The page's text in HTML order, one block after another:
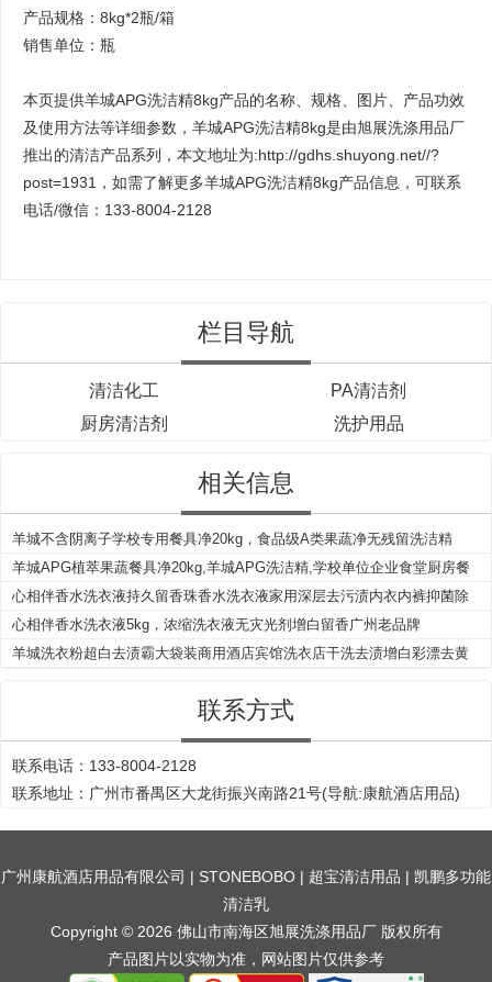
产品规格：8kg*2瓶/箱
销售单位：瓶
本页提供羊城APG洗洁精8kg产品的名称、规格、图片、产品功效
及使用方法等详细参数，羊城APG洗洁精8kg是由旭展洗涤用品厂
推出的清洁产品系列，本文地址为:http://gdhs.shuyong.net//?
post=1931，如需了解更多羊城APG洗洁精8kg产品信息，可联系
电话/微信：133-8004-2128
栏目导航
清洁化工
PA清洁剂
厨房清洁剂
洗护用品
相关信息
羊城不含阴离子学校专用餐具净20kg，食品级A类果蔬净无残留洗洁精
羊城APG植萃果蔬餐具净20kg,羊城APG洗洁精,学校单位企业食堂厨房餐
饮专业洗洁精
心相伴香水洗衣液持久留香珠香水洗衣液家用深层去污渍内衣内裤抑菌除
菌洗衣液
心相伴香水洗衣液5kg，浓缩洗衣液无灾光剂增白留香广州老品牌
羊城洗衣粉超白去渍霸大袋装商用酒店宾馆洗衣店干洗去渍增白彩漂去黄
联系方式
联系电话：133-8004-2128
联系地址：广州市番禺区大龙街振兴南路21号(导航:康航酒店用品)
广州康航酒店用品有限公司 | STONEBOBO | 超宝清洁用品 | 凯鹏多功能
清洁乳
Copyright © 2026 佛山市南海区旭展洗涤用品厂 版权所有
产品图片以实物为准，网站图片仅供参考